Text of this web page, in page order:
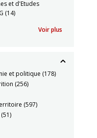
et d'Etudes
(14)
Voir plus
et politique (178)
(256)
(597)
(51)